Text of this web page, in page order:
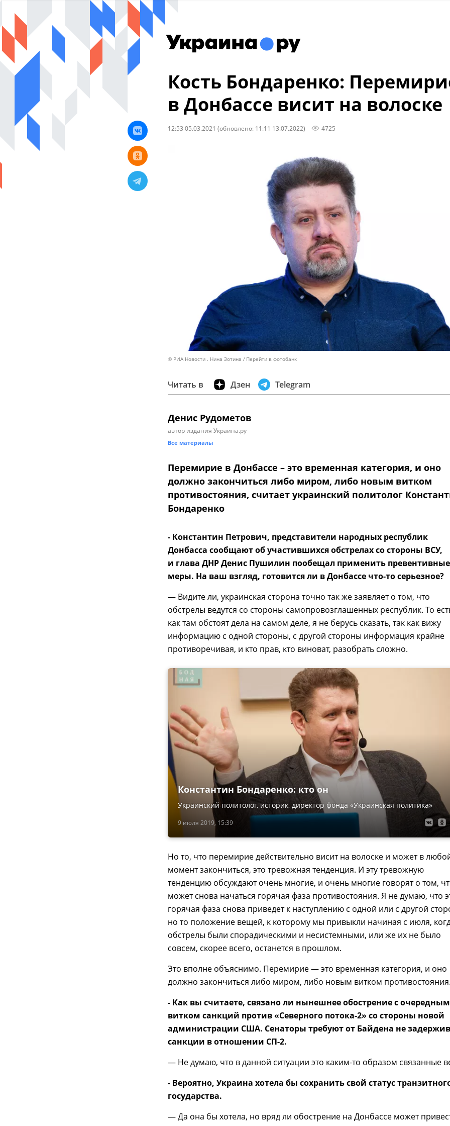
Кость Бондаренко:
в Донбассе висит на волоске
12:53 05.03.2021 (обновлено: 11:11 13.07.2022) 4725
© РИА Новости . Нина Зотина Перейти в фотобанк
Читать в Дзен Telegram
Денис Рудометов
автор издания Украина.ру
Все материалы
Перемирие в Донбассе – это временная категория, и оно
должно закончиться либо миром, либо новым витком
противостояния, считает украинский политолог
Бондаренко
- Константин Петрович, представители народных республик
Донбасса сообщают об участившихся обстрелах со стороны ВСУ,
и глава ДНР Денис Пушилин пообещал применить превентивные
меры. На ваш взгляд, готовится ли в Донбассе что-то серьезное?
— Видите ли, украинская сторона точно так же заявляет о том, что
обстрелы ведутся со стороны самопровозглашенных республик. То
как там обстоят дела на самом деле, я не берусь сказать, так как вижу
информацию с одной стороны, с другой стороны информация крайне
противоречивая, и кто прав, кто виноват, разобрать сложно.
9 июля 2019, 15:39
Константин Бондаренко: кто он
Украинский политолог, историк, директор фонда «Украинская политика»
Но то, что перемирие действительно висит на волоске и может в
момент закончиться, это тревожная тенденция. И эту тревожную
тенденцию обсуждают очень многие, и очень многие говорят о том,
может снова начаться горячая фаза противостояния. Я не думаю, что
горячая фаза снова приведет к наступлению с одной или с другой
но то положение вещей, к которому мы привыкли начиная с июля,
обстрелы были спорадическими и несистемными, или же их не было
совсем, скорее всего, останется в прошлом.
Это вполне объяснимо. Перемирие — это временная категория, и оно
должно закончиться либо миром, либо новым витком противостояния.
- Как вы считаете, связано ли нынешнее обострение с очередным
витком санкций против «Северного потока-2» со стороны новой
администрации США. Сенаторы требуют от Байдена не
санкции в отношении СП-2.
— Не думаю, что в данной ситуации это каким-то образом связанные
- Вероятно, Украина хотела бы сохранить свой статус
государства.
— Да она бы хотела, но вряд ли обострение на Донбассе может